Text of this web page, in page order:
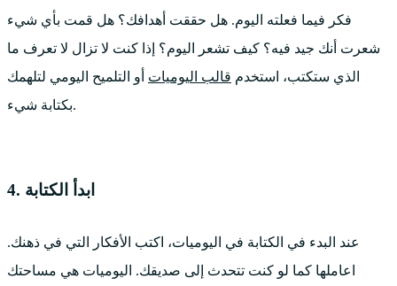
فكر فيما فعلته اليوم. هل حققت أهدافك؟ هل قمت بأي شيء
شعرت أنك جيد فيه؟ كيف تشعر اليوم؟ إذا كنت لا تزال لا تعرف ما
الذي ستكتب، استخدم قالب اليوميات أو التلميح اليومي لتلهمك
بكتابة شيء.
4. ابدأ الكتابة
عند البدء في الكتابة في اليوميات، اكتب الأفكار التي في ذهنك.
اعاملها كما لو كنت تتحدث إلى صديقك. اليوميات هي مساحتك